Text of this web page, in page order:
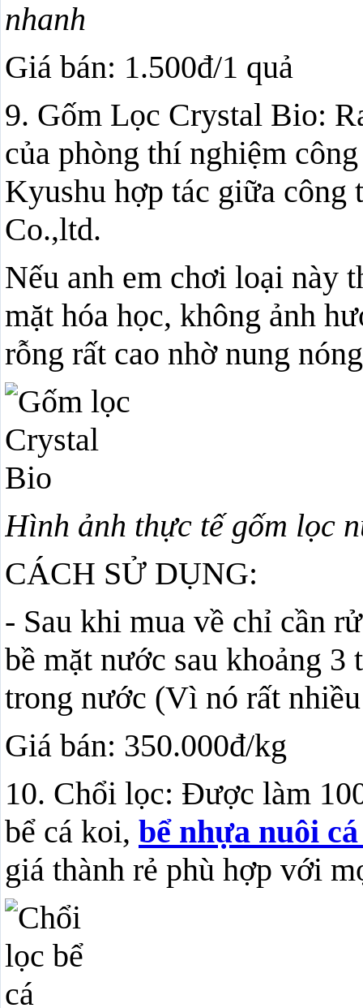
nhanh
Giá bán: 1.500đ/1 quả
9. Gốm Lọc Crystal Bio:
của phòng thí nghiệm
Kyushu hợp tác giữa
Co.,ltd.
Nếu anh em chơi loại này
mặt hóa học, không ảnh
rỗng rất cao nhờ nung
Hình ảnh thực tế gốm lọc
CÁCH SỬ DỤNG:
- Sau khi mua về chỉ cần
bề mặt nước sau khoảng
trong nước (Vì nó rất
Giá bán: 350.000đ/kg
10. Chổi lọc: Được làm
bể cá koi, bể nhựa nuôi
giá thành rẻ phù hợp với